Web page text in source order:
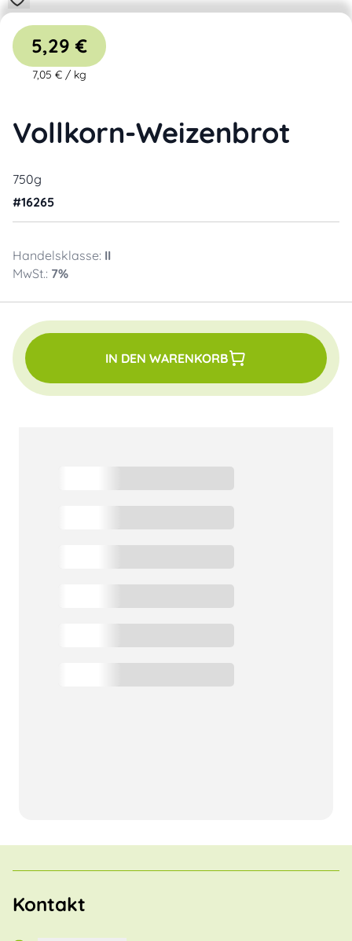
Vollkorn-Weizenbrot
750g
#16265
Handelsklasse: II
MwSt.: 7%
5,29 €
7,05 € / kg
IN DEN WARENKORB
Kontakt